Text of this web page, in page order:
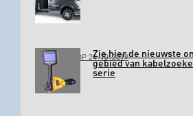
GEPLAATST OP 24-10-2019Zie hier de nieuwste
gebied van
serie